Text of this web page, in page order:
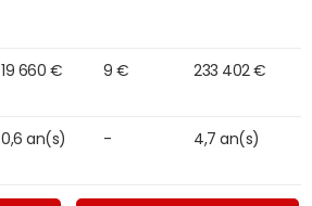
19 660 € 9 € 233 402 €
0,6 an(s) - 4,7 an(s)